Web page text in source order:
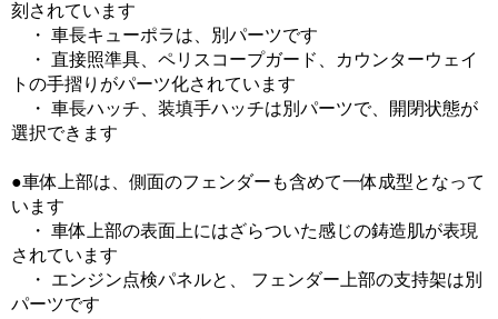
刻されています
・ 車長キューポラは、別パーツです
・ 直接照準具、ペリスコープガード、カウンターウェイ
トの手摺りがパーツ化されています
・ 車長ハッチ、装填手ハッチは別パーツで、開閉状態が
選択できます
●車体上部は、側面のフェンダーも含めて一体成型となって
います
・ 車体上部の表面上にはざらついた感じの鋳造肌が表現
されています
・ エンジン点検パネルと、 フェンダー上部の支持架は別
パーツです